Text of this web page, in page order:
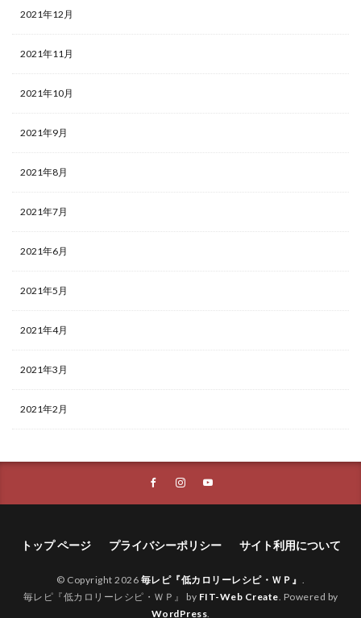
2021年12月
2021年11月
2021年10月
2021年9月
2021年8月
2021年7月
2021年6月
2021年5月
2021年4月
2021年3月
2021年2月
トップ ページ プライバシーポリシー サイト利用について
© Copyright 2026 毎レピ『低カロリーレシピ・ＷＰ』 .
毎レピ『低カロリーレシピ・ＷＰ』 by FIT-Web Create. Powered by
WordPress.